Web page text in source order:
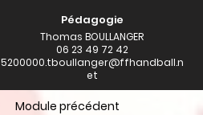
Pédagogie
Thomas BOULLANGER
06 23 49 72 42
5200000.tboullanger@ffhandball.n
et
Module précédent